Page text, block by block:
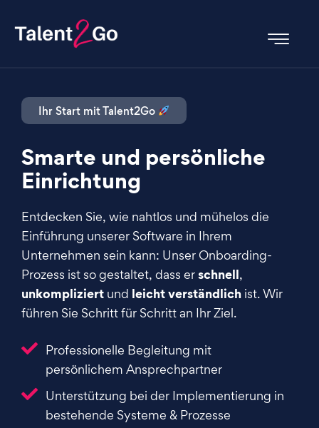
Ihr Start mit Talent2Go
Smarte und persönliche
Einrichtung
Entdecken Sie, wie nahtlos und mühelos die
Einführung unserer Software in Ihrem
Unternehmen sein kann: Unser Onboarding-
Prozess ist so gestaltet, dass erschnell,
unkompliziert und leicht verständlich ist. Wir
führen Sie Schritt für Schritt an Ihr Ziel.
Professionelle Begleitung mit
persönlichem Ansprechpartner
Unterstützung bei der Implementierung in
bestehende Systeme & Prozesse